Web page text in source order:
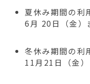
夏休み期間の
6月 20日（金）
冬休み期間の
11月21日（金